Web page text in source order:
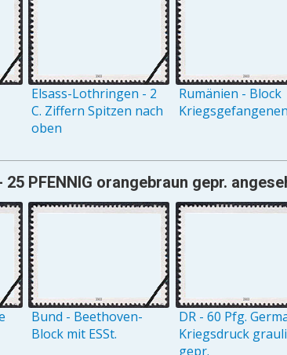
Elsass-Lothringen - 2
C. Ziffern Spitzen nach
oben
Rumänien - Block
PFENNIG orangebraun gepr.
Bund - Beethoven-
Block mit ESSt.
DR - 60 Pfg.
Kriegsdruck
gepr.